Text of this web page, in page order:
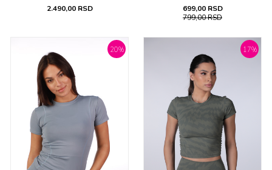
2.490,00 RSD 699,00 RSD
799,00RSD
20% 17%